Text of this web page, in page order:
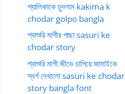
শ্যালিকাকে চুদলাম kakima k
chodar golpo bangla
শ্বাশুরি মাগীর পাছা sasuri ke
chodar story
শ্বাশুরি মাগী জীভে চাপিয়ে জামাইকে
স্বর্গ দেখালো sasuri ke chodar
story bangla font